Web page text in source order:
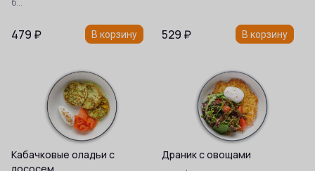
б…
479 ₽ В корзину 529 ₽ В корзину
Кабачковые оладьи с
Драник с овощами